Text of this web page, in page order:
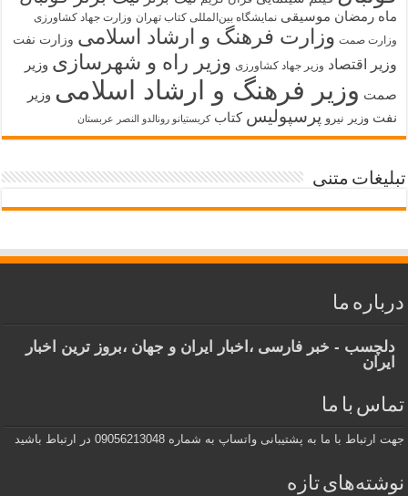
ماه رمضان موسیقی نمایشگاه بین‌المللی کتاب تهران وزارت جهاد کشاورزی
وزارت صمت وزارت فرهنگ و ارشاد اسلامی وزارت نفت
وزیر اقتصاد وزیر جهاد کشاورزی وزیر راه و شهرسازی وزیر
صمت وزیر فرهنگ و ارشاد اسلامی وزیر
نفت وزیر نیرو پرسپولیس کتاب کریستیانو رونالدو النصر عربستان
تبلیغات متنی
درباره ما
دلچسب - خبر فارسی ،اخبار ایران و جهان ،بروز ترین اخبار
ایران
تماس با ما
جهت ارتباط با ما به پشتیبانی واتساپ به شماره 09056213048 در ارتباط باشید
نوشته‌های تازه